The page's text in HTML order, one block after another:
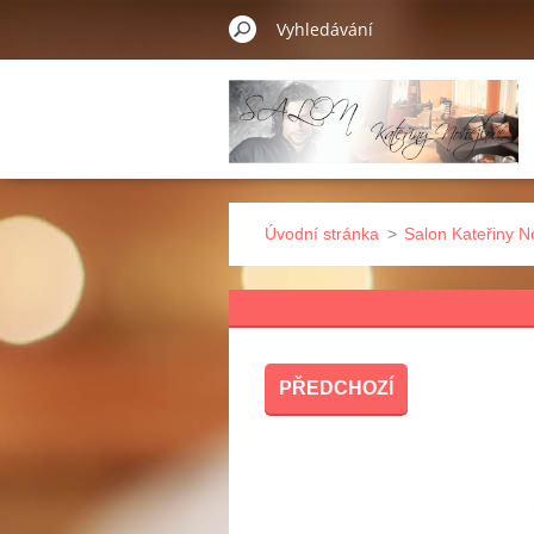
Úvodní stránka > Salon Kateřiny
PŘEDCHOZÍ